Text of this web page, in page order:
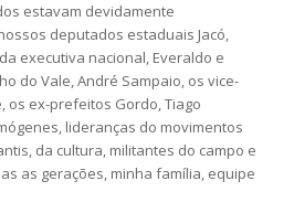
estavam devidamente
deputados estaduais Jacó,
executiva nacional, Everaldo e
do Vale, André Sampaio, os vice-
os ex-prefeitos Gordo, Tiago
lideranças do movimentos
da cultura, militantes do campo e
as gerações, minha família, equipe